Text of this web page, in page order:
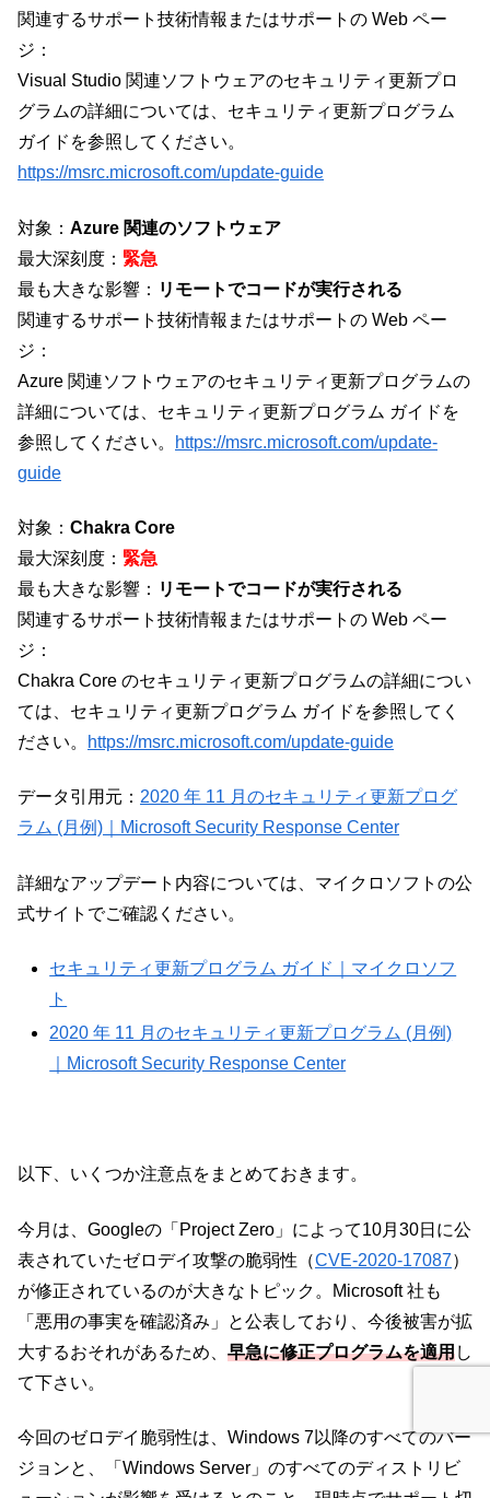
関連するサポート技術情報またはサポートの Web ペー
ジ：
Visual Studio 関連ソフトウェアのセキュリティ更新プロ
グラムの詳細については、セキュリティ更新プログラム
ガイドを参照してください。
https://msrc.microsoft.com/update-guide
対象： Azure 関連のソフトウェア
最大深刻度： 緊急
最も大きな影響： リモートでコードが実行される
関連するサポート技術情報またはサポートの Web ペー
ジ：
Azure 関連ソフトウェアのセキュリティ更新プログラムの
詳細については、セキュリティ更新プログラム ガイドを
参照してください。
https://msrc.microsoft.com/update-
guide
対象： Chakra Core
最大深刻度： 緊急
最も大きな影響： リモートでコードが実行される
関連するサポート技術情報またはサポートの Web ペー
ジ：
Chakra Core のセキュリティ更新プログラムの詳細につい
ては、セキュリティ更新プログラム ガイドを参照してく
ださい。
https://msrc.microsoft.com/update-guide
データ引用元： 2020 年 11 月のセキュリティ更新プログ
ラム (月例)｜Microsoft Security Response Center
詳細なアップデート内容については、マイクロソフトの公
式サイトでご確認ください。
セキュリティ更新プログラム ガイド｜マイクロソフ
ト
2020 年 11 月のセキュリティ更新プログラム (月例)
｜Microsoft Security Response Center
以下、いくつか注意点をまとめておきます。
今月は、Googleの「Project Zero」によって10月30日に公
表されていたゼロデイ攻撃の脆弱性（CVE-2020-17087）
が修正されているのが大きなトピック。Microsoft 社も
「悪用の事実を確認済み」と公表しており、今後被害が拡
大するおそれがあるため、 早急に修正プログラムを適用し
て下さい。
今回のゼロデイ脆弱性は、Windows 7以降のすべてのバー
ジョンと、「Windows Server」のすべてのディストリビ